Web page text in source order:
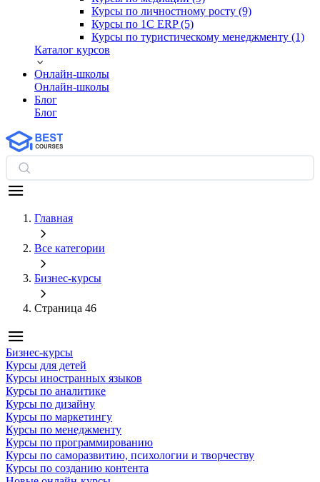
Курсы по личностному росту (9)
Курсы по 1С ERP (5)
Курсы по туристическому менеджменту (1)
Каталог курсов
Онлайн-школы
Онлайн-школы
Блог
Блог
Главная
Все категории
Бизнес-курсы
Страница 46
Бизнес-курсы
Курсы для детей
Курсы иностранных языков
Курсы по аналитике
Курсы по дизайну
Курсы по маркетингу
Курсы по менеджменту
Курсы по программированию
Курсы по саморазвитию, психологии и творчеству
Курсы по созданию контента